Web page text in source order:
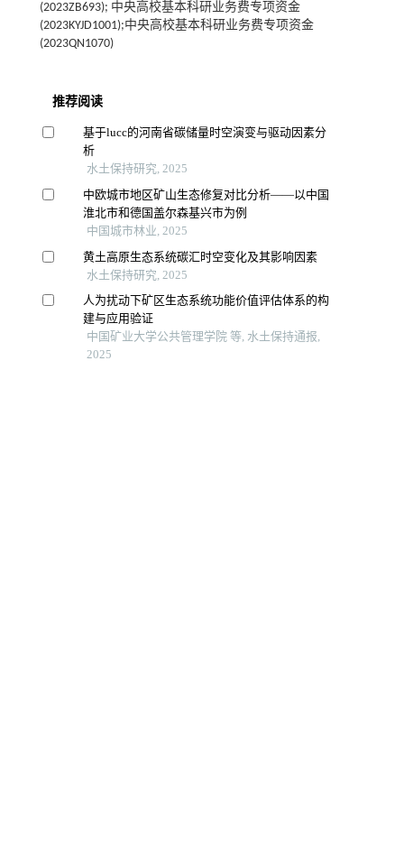
(2023ZB693); 中央高校基本科研业务费专项资金
(2023KYJD1001);中央高校基本科研业务费专项资金
(2023QN1070)